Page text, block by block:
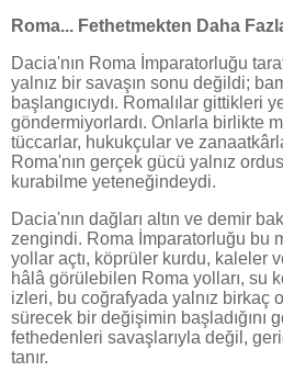
Roma... Fethetmekten Daha
Dacia'nın Roma İmparatorluğu
yalnız bir savaşın sonu değildi;
başlangıcıydı. Romalılar gittikleri
göndermiyorlardı. Onlarla birlikte
tüccarlar, hukukçular ve
Roma'nın gerçek gücü yalnız
kurabilme yeteneğindeydi.
Dacia'nın dağları altın ve demir
zengindi. Roma İmparatorluğu bu
yollar açtı, köprüler kurdu, kaleler
hâlâ görülebilen Roma yolları, su
izleri, bu coğrafyada yalnız birkaç
sürecek bir değişimin başladığını
fethedenleri savaşlarıyla değil,
tanır.